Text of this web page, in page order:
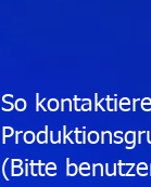
So
(Bitte